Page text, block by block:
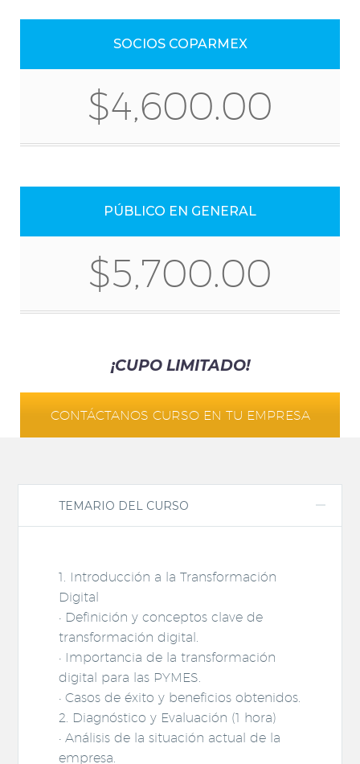
SOCIOS COPARMEX
$4,600.00
PÚBLICO EN GENERAL
$5,700.00
¡CUPO LIMITADO!
CONTÁCTANOS CURSO EN TU EMPRESA
TEMARIO DEL CURSO
1. Introducción a la Transformación
Digital
• Definición y conceptos clave de
transformación digital.
• Importancia de la transformación
digital para las PYMES.
• Casos de éxito y beneficios obtenidos.
2. Diagnóstico y Evaluación (1 hora)
• Análisis de la situación actual de la
empresa.